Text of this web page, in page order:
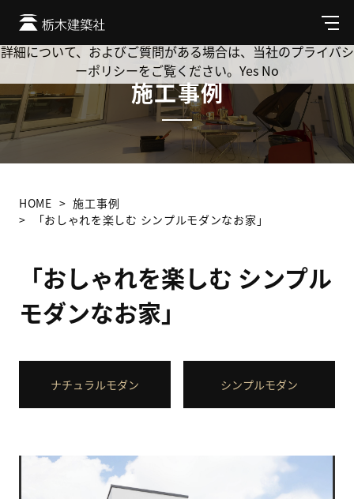
メ
ニ
ュ
施工事例
HOME
施工事例
「おしゃれを楽しむ シンプルモダンなお家」
「おしゃれを楽しむ シンプル
モダンなお家」
ナチュラルモダン シンプルモダン
Cookie を使用して、お客様の活動を追跡してもよろしいです
か? 当社ではお客様のプライバシーを極めて重視しています。
詳細について、およびご質問がある場合は、当社のプライバシ
ーポリシーをご覧ください。 Yes No